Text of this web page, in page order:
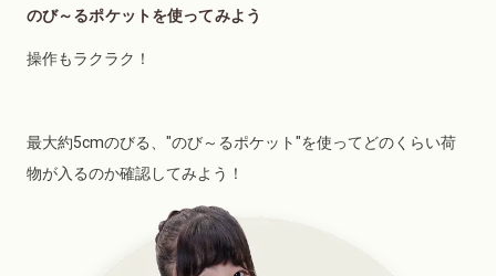
のび～るポケットを使ってみよう
操作もラクラク！
最大約5cmのびる、"のび～るポケット"を使ってどのくらい荷
物が入るのか確認してみよう！